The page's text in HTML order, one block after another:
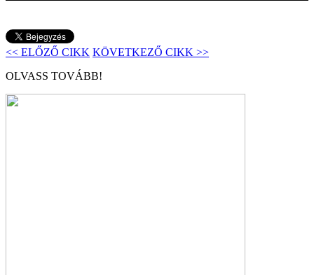
<< ELŐZŐ CIKK KÖVETKEZŐ CIKK >>
OLVASS TOVÁBB!